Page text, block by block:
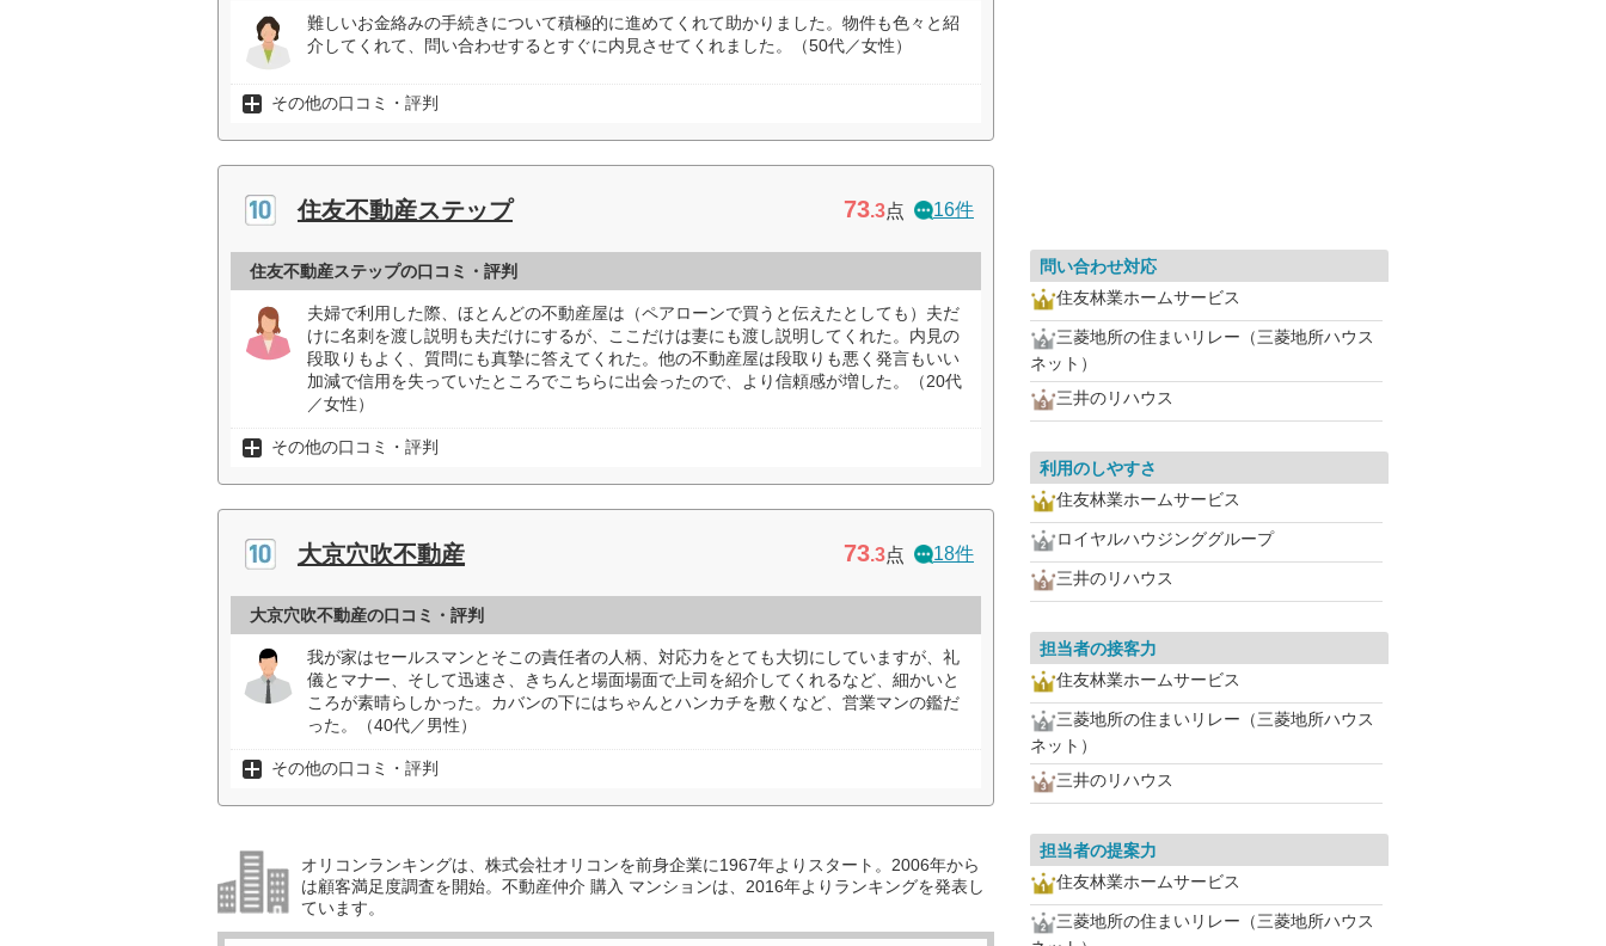
難しいお金絡みの手続きについて積極的に進めてくれて助かりました。物件も色々と紹
介してくれて、問い合わせするとすぐに内見させてくれました。（50代／女性）
その他の口コミ・評判
住友不動産ステップ 73.3点 16件
住友不動産ステップの口コミ・評判
夫婦で利用した際、ほとんどの不動産屋は（ペアローンで買うと伝えたとしても）夫だ
けに名刺を渡し説明も夫だけにするが、ここだけは妻にも渡し説明してくれた。内見の
段取りもよく、質問にも真摯に答えてくれた。他の不動産屋は段取りも悪く発言もいい
加減で信用を失っていたところでこちらに出会ったので、より信頼感が増した。（20代
／女性）
その他の口コミ・評判
大京穴吹不動産 73.3点 18件
大京穴吹不動産の口コミ・評判
我が家はセールスマンとそこの責任者の人柄、対応力をとても大切にしていますが、礼
儀とマナー、そして迅速さ、きちんと場面場面で上司を紹介してくれるなど、細かいと
ころが素晴らしかった。カバンの下にはちゃんとハンカチを敷くなど、営業マンの鑑だ
った。（40代／男性）
その他の口コミ・評判
オリコンランキングは、株式会社オリコンを前身企業に1967年よりスタート。2006年から
は顧客満足度調査を開始。不動産仲介 購入 マンションは、2016年よりランキングを発表し
ています。
問い合わせ対応
住友林業ホームサービス
三菱地所の住まいリレー（三菱地所ハウス
ネット）
三井のリハウス
利用のしやすさ
住友林業ホームサービス
ロイヤルハウジンググループ
三井のリハウス
担当者の接客力
住友林業ホームサービス
三菱地所の住まいリレー（三菱地所ハウス
ネット）
三井のリハウス
担当者の提案力
住友林業ホームサービス
三菱地所の住まいリレー（三菱地所ハウス